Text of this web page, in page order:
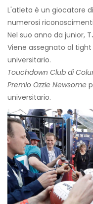
L'atleta è un giocatore
numerosi
Nel suo anno da junior,
Viene assegnato al
universitario.
Touchdown Club di
Premio Ozzie Newsome
universitario.